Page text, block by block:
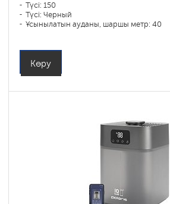
Түсі: 150
Түсі: Черный
Ұсынылатын ауданы, шаршы метр: 40
Көру